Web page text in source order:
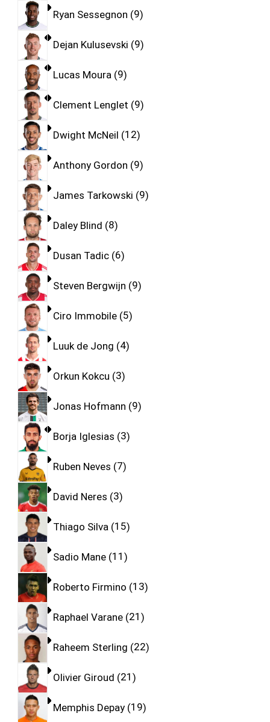
Ryan Sessegnon 9
Dejan Kulusevski 9
Lucas Moura 9
Clement Lenglet 9
Dwight McNeil 12
Anthony Gordon 9
James Tarkowski 9
Daley Blind 8
Dusan Tadic 6
Steven Bergwijn 9
Ciro Immobile 5
Luuk de Jong 4
Orkun Kokcu 3
Jonas Hofmann 9
Borja Iglesias 3
Ruben Neves 7
David Neres 3
Thiago Silva 15
Sadio Mane 11
Roberto Firmino 13
Raphael Varane 21
Raheem Sterling 22
Olivier Giroud 21
Memphis Depay 19